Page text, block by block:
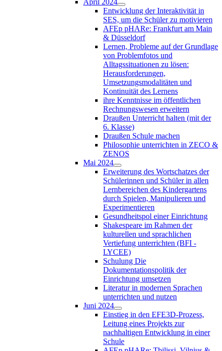
April 2024
Entwicklung der Interaktivität in
SES, um die Schüler zu motivieren
AFEp pHARe: Frankfurt am Main
& Düsseldorf
Lernen, Probleme auf der Grundlage
von Problemfotos und
Alltagssituationen zu lösen:
Herausforderungen,
Umsetzungsmodalitäten und
Kontinuität des Lernens
ihre Kenntnisse im öffentlichen
Rechnungswesen erweitern
Draußen Unterricht halten (mit der
6. Klasse)
Draußen Schule machen
Philosophie unterrichten in ZECO &
ZENOS
Mai 2024
Erweiterung des Wortschatzes der
Schülerinnen und Schüler in allen
Lernbereichen des Kindergartens
durch Spielen, Manipulieren und
Experimentieren
Gesundheitspol einer Einrichtung
Shakespeare im Rahmen der
kulturellen und sprachlichen
Vertiefung unterrichten (BFI -
LYCEE)
Schulung Die
Dokumentationspolitik der
Einrichtung umsetzen
Literatur in modernen Sprachen
unterrichten und nutzen
Juni 2024
Einstieg in den EFE3D-Prozess,
Leitung eines Projekts zur
nachhaltigen Entwicklung in einer
Schule